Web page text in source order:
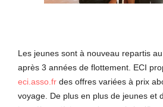
Les jeunes sont à nouveau repartis
après 3 années de flottement. ECI
eci.asso.fr des offres variées à prix
voyage. De plus en plus de jeunes et